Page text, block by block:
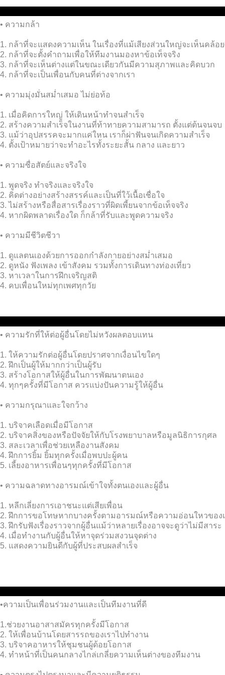
• ความกล้า
1. กล้าที่จะแสดงความเห็น ในเรื่องที่แม้เสียงส่วนใหญ่จะเห็นคล้อ
2. กล้าที่จะตั้งคำถามเพื่อให้ทีมงานมองหาข้อเท็จจริง
3. กล้าที่จะเห็นต่างแต่ในขณะเดียวกันมีความสุภาพและคิดบวก
4. กล้าที่จะเป็นเพื่อนกับคนที่ต่างจากเรา
• ความมุ่งมั่นสม่ำเสมอ ไม่ย่อท้อ
1. เมื่อคิดการใหญ่ ให้เดินหน้าทำจนสำเร็จ
2. สร้างความสำเร็จในงานที่ท้าทายความสามารถ ตั้งแต่ต้นจนจบ
3. แม้ว่าอุปสรรคจะมากแค่ใหน เราก็ผ่าฟันจนเกิดความสำเร็จ
4. ตั้งเป้าหมายว่าจะทำอะไรทั้งระยะสั้น กลาง และยาว
• ความซื่อสัตย์และจริงใจ
1. พูดจริง ทำจริงและจริงใจ
2. คิดต่างอย่างสร้างสรรค์และเป็นที่ใว้เนื้อเชื่อใจ
3. ไม่สร้างหรือสื่อสารเรื่องราวที่ผิดเพี้ยนจากข้อเท็จจริง
4. หากผิดพลาดเรื่องใด ก็กล้าที่รับและพูดความจริง
• ความมีชีวิตชีวา
1. ดูแลตนเองด้วยการออกกำลังกายอย่างสม่ำเสมอ
2. ดูหนัง ฟังเพลง เข้าสังคม รวมทั้งการเดินทางท่องเที่ยว
3. หาเวลาในการฝึกเจริญสติ
4. คบเพื่อนใหม่ทุกเพศทุกวัย
• ความรักที่ให้ต่อผู้อื่นโดยไม่หวังผลตอบแทน
1. ให้ความรักต่อผู้อื่นโดยปราศจากเงื่อนไขใดๆ
2. ฝึกเป็นผู้ให้มากกว่าเป็นผู้รับ
3. สร้างโอกาสให้ผู้อื่นในการพัฒนาตนเอง
4. ทุกๆครั้งที่มีโอกาส ควรแบ่งปันความรู้ให้ผู้อื่น
• ความกรุณาและใจกว้าง
1. บริจาคเลือดเมื่อมีโอกาส
2. บริจาคสิ่งของหรือปัจจัยให้กับโรงพยาบาลหรือมูลนิธิการกุศล
3. สละเวลาเพื่อช่วยเหลืองานสังคม
4. ฝึกการยิ้ม ยิ้มทุกครั้งเมื่อพบปะผู้คน
5. เลี้ยงอาหารเพื่อนๆทุกครั้งที่มีโอกาส
• ความฉลาดทางอารมณ์เข้าใจทั้งตนเองและผู้อื่น
1. หลีกเลี่ยงการเอาชนะแต่เสียเพื่อน
2. ฝึกการขอโทษหากบางครั้งตามอารมณ์หรือความอ่อนใหวของ
3. ฝึกรับฟังเรื่องราวจากผู้อื่นแม้ว่าหลายเรื่องอาจจะดูว่าไม่มีสาระ
4. เมื่อทำงานกับผู้อื่นให้หาจุดร่วมสงวนจุดต่าง
5. แสดงความยินดีกับผู้ที่ประสบผลสำเร็จ
•ความเป็นเพื่อนร่วมงานและเป็นทีมงานที่ดี
1.ช่วยงานอาสาสมัครทุกครั้งมีโอกาส
2. ให้เพื่อนบ้านโดยสารรถของเราไปทำงาน
3. บริจาคอาหารให้ชุมชนผู้ด้อยโอกาส
4. ทำหน้าที่เป็นคนกลางไกล่เกลี่ยความเห็นต่างของทีมงาน